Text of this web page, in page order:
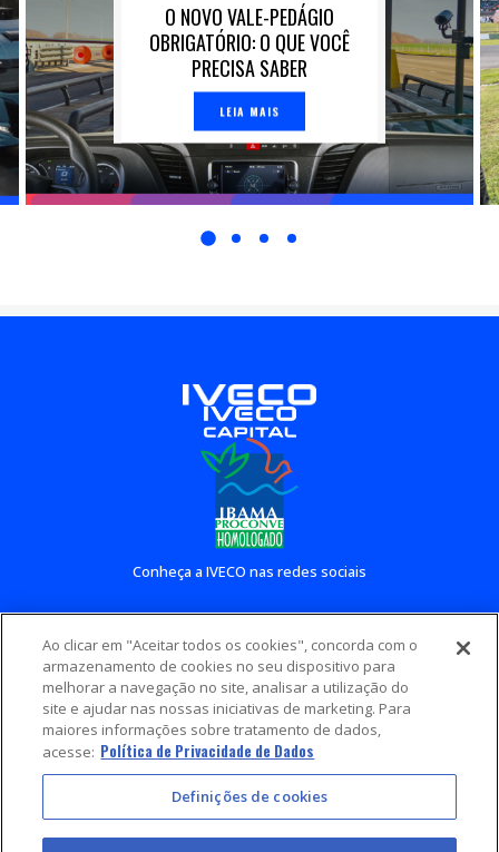
O NOVO VALE-PEDÁGIO
OBRIGATÓRIO: O QUE VOCÊ
PRECISA SABER
LEIA MAIS
Conheça a IVECO nas redes sociais
Conheça outros sites IVECO
Ao clicar em "Aceitar todos os cookies", concorda com o
armazenamento de cookies no seu dispositivo para
melhorar a navegação no site, analisar a utilização do
site e ajudar nas nossas iniciativas de marketing. Para
maiores informações sobre tratamento de dados,
acesse: Política de Privacidade de Dados
Definições de cookies